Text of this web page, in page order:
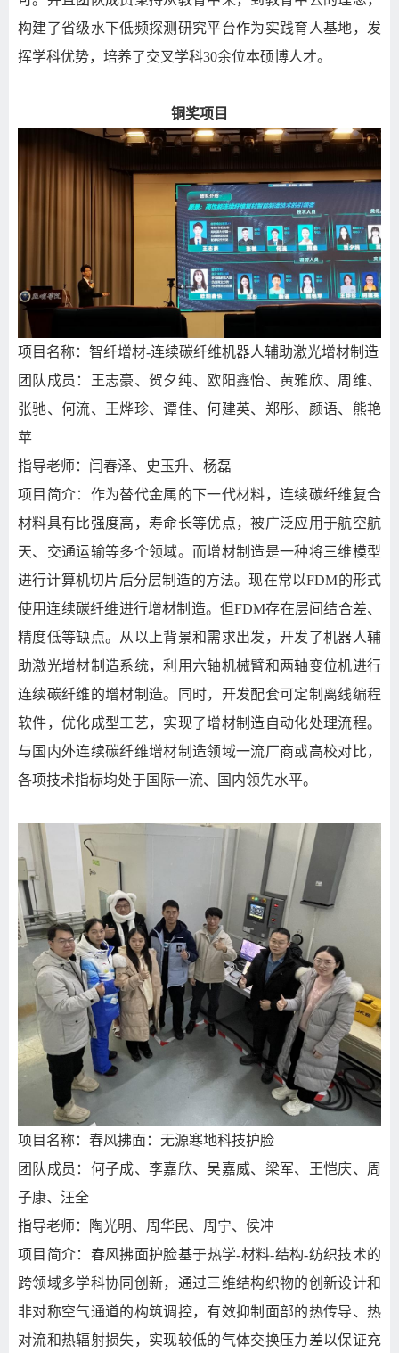
构建了省级水下低频探测研究平台作为实践育人基地，发
挥学科优势，培养了交叉学科30余位本硕博人才。
铜奖项目
项目名称：智纤增材-连续碳纤维机器人辅助激光增材制造
团队成员：王志豪、贺夕纯、欧阳鑫怡、黄雅欣、周维、
张驰、何流、王烨珍、谭佳、何建英、郑彤、颜语、熊艳
苹
指导老师：闫春泽、史玉升、杨磊
项目简介：作为替代金属的下一代材料，连续碳纤维复合
材料具有比强度高，寿命长等优点，被广泛应用于航空航
天、交通运输等多个领域。而增材制造是一种将三维模型
进行计算机切片后分层制造的方法。现在常以FDM的形式
使用连续碳纤维进行增材制造。但FDM存在层间结合差、
精度低等缺点。从以上背景和需求出发，开发了机器人辅
助激光增材制造系统，利用六轴机械臂和两轴变位机进行
连续碳纤维的增材制造。同时，开发配套可定制离线编程
软件，优化成型工艺，实现了增材制造自动化处理流程。
与国内外连续碳纤维增材制造领域一流厂商或高校对比，
各项技术指标均处于国际一流、国内领先水平。
项目名称：春风拂面：无源寒地科技护脸
团队成员：何子成、李嘉欣、吴嘉威、梁军、王恺庆、周
子康、汪全
指导老师：陶光明、周华民、周宁、侯冲
项目简介：春风拂面护脸基于热学-材料-结构-纺织技术的
跨领域多学科协同创新，通过三维结构织物的创新设计和
非对称空气通道的构筑调控，有效抑制面部的热传导、热
对流和热辐射损失，实现较低的气体交换压力差以保证充